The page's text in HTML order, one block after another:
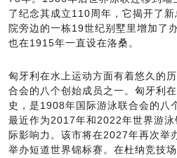
了纪念其成立110周年，它揭开了
院旁边的一栋19世纪别墅里增加了
也在1915年一直设在洛桑。
匈牙利在水上运动方面有着悠久的
合会的八个创始成员之一。匈牙利
史，是1908年国际游泳联合会的八
最近作为2017年和2022年世界游泳
际影响力。该市将在2027年再次举
举办短道世界锦标赛。在杜纳竞技